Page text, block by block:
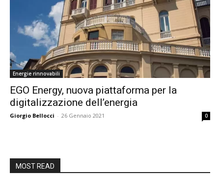
Energie rinnovabili
EGO Energy, nuova piattaforma per la
digitalizzazione dell’energia
Giorgio Bellocci - 26 Gennaio 2021 0
MOST READ